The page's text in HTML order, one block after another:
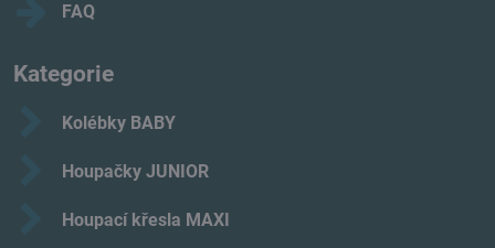
FAQ
Kategorie
Kolébky BABY
Houpačky JUNIOR
Houpací křesla MAXI